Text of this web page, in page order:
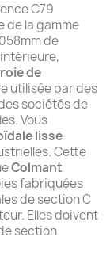
C79
de la gamme
de
de
utilisée par des
sociétés de
Vous
lisse
Cette
Colmant
fabriquées
de section C
Elles doivent
section